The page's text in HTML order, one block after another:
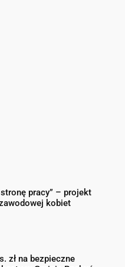
stronę pracy” – projekt
kobiet
zł na bezpieczne